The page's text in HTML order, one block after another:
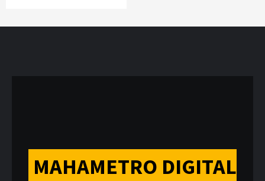
MAHAMETRO DIGITAL